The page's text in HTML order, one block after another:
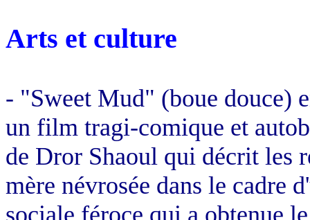
Arts et culture
- "Sweet Mud" (boue douce)
un film tragi-comique et
de Dror Shaoul qui décrit les
mère névrosée dans le cadre
sociale féroce qui a obtenue